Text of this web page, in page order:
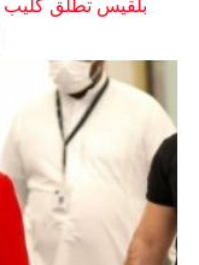
بلقيس تطلق كليب